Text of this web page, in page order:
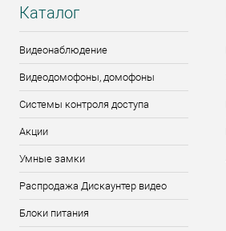
Каталог
Видеонаблюдение
Видеодомофоны, домофоны
Системы контроля доступа
Акции
Умные замки
Распродажа Дискаунтер видео
Блоки питания